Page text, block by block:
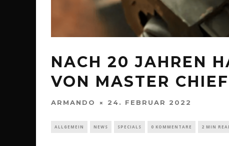
NACH 20 JAHREN
VON MASTER
ARMANDO 24. FEBRUAR 2022
ALLGEMEIN NEWS SPECIALS 0 KOMMENTARE 2 MIN